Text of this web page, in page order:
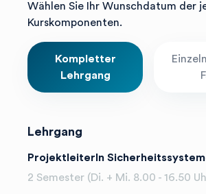
Wählen Sie Ihr Wunschdatum der
Kurskomponenten.
Kompletter
Lehrgang
Lehrgang
ProjektleiterIn
2 Semester (Di. + Mi. 8.00 - 16.50